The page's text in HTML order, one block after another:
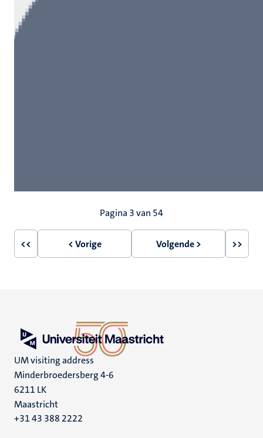
Pagina 3 van 54
Eerste
<<
Vorige
< Vorige
Volgende
Volgende > >>
UM visiting address
Minderbroedersberg 4-6
6211 LK
Maastricht
+31 43 388 2222